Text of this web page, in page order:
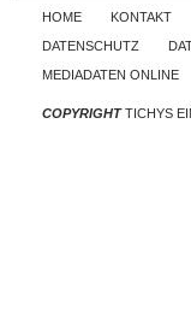
HOME KONTAKT
DATENSCHUTZ
MEDIADATEN ONLINE
COPYRIGHTTICHYS